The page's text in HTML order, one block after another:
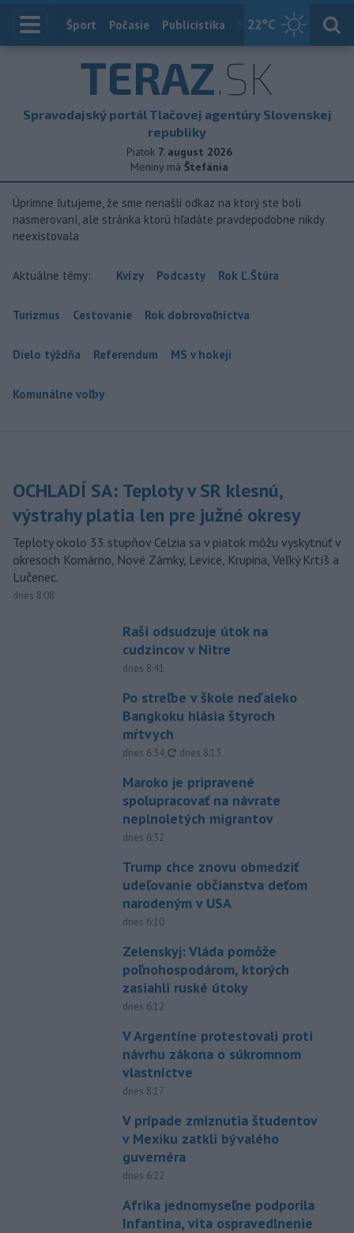
22°C
Index
Šport Počasie Publicistika Slovensko
TERAZ.SK
Spravodajský portál Tlačovej agentúry Slovenskej
republiky
Piatok 7. august 2026
Meniny má Štefánia
Úprimne ľutujeme, že sme nenašli odkaz na ktorý ste boli
nasmerovaní, ale stránka ktorú hľadáte pravdepodobne nikdy
neexistovala
Aktuálne témy: Kvízy Podcasty Rok Ľ.Štúra
Turizmus Cestovanie Rok dobrovoľníctva
Dielo týždňa Referendum MS v hokeji
Komunálne voľby
OCHLADÍ SA: Teploty v SR klesnú,
výstrahy platia len pre južné okresy
Teploty okolo 33 stupňov Celzia sa v piatok môžu vyskytnúť v
okresoch Komárno, Nové Zámky, Levice, Krupina, Veľký Krtíš a
Lučenec.
dnes 8:08
Raši odsudzuje útok na
cudzincov v Nitre
dnes 8:41
Po streľbe v škole neďaleko
Bangkoku hlásia štyroch
mŕtvych
dnes 6:34, aktualizované
dnes 8:13
Maroko je pripravené
spolupracovať na návrate
neplnoletých migrantov
dnes 6:32
Trump chce znovu obmedziť
udeľovanie občianstva deťom
narodeným v USA
dnes 6:10
Zelenskyj: Vláda pomôže
poľnohospodárom, ktorých
zasiahli ruské útoky
dnes 6:12
V Argentíne protestovali proti
návrhu zákona o súkromnom
vlastníctve
dnes 8:17
V prípade zmiznutia študentov
v Mexiku zatkli bývalého
guvernéra
dnes 6:22
Afrika jednomyseľne podporila
Infantina, víta ospravedlnenie